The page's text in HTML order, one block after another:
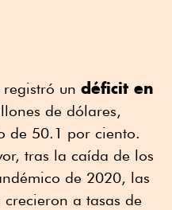
registró un déficit en
de dólares,
de 50.1 por ciento.
tras la caída de los
de 2020, las
crecieron a tasas de